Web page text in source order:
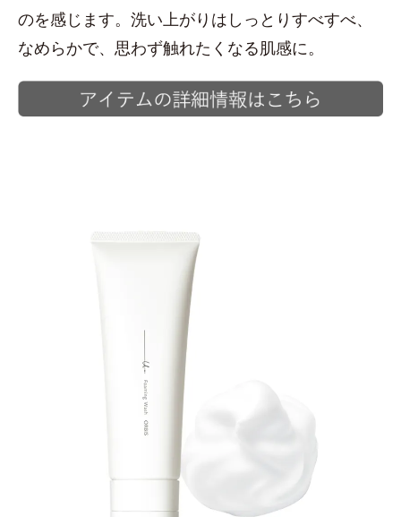
のを感じます。洗い上がりはしっとりすべすべ、
なめらかで、思わず触れたくなる肌感に。